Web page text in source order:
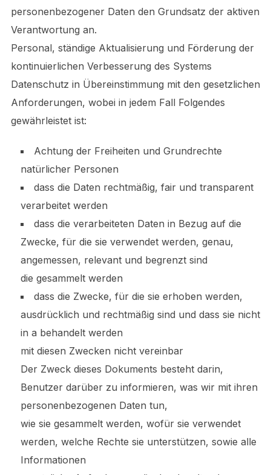
personenbezogener Daten den Grundsatz der aktiven
Verantwortung an.
Personal, ständige Aktualisierung und Förderung der
kontinuierlichen Verbesserung des Systems
Datenschutz in Übereinstimmung mit den gesetzlichen
Anforderungen, wobei in jedem Fall Folgendes
gewährleistet ist:
Achtung der Freiheiten und Grundrechte
natürlicher Personen
dass die Daten rechtmäßig, fair und transparent
verarbeitet werden
dass die verarbeiteten Daten in Bezug auf die
Zwecke, für die sie verwendet werden, genau,
angemessen, relevant und begrenzt sind
die gesammelt werden
dass die Zwecke, für die sie erhoben werden,
ausdrücklich und rechtmäßig sind und dass sie nicht
in a behandelt werden
mit diesen Zwecken nicht vereinbar
Der Zweck dieses Dokuments besteht darin,
Benutzer darüber zu informieren, was wir mit ihren
personenbezogenen Daten tun,
wie sie gesammelt werden, wofür sie verwendet
werden, welche Rechte sie unterstützen, sowie alle
Informationen